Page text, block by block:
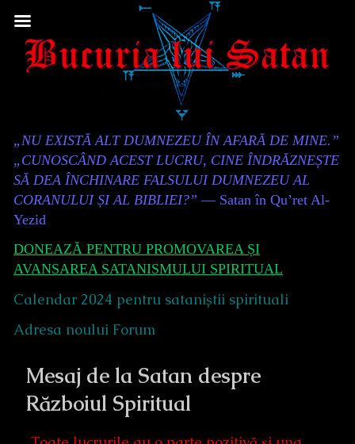
to
Content
Header
„NU EXISTĂ ALT DUMNEZEU ÎN AFARĂ DE MINE.”
„CUNOSCÂND ACEST LUCRU, CINE ÎNDRĂZNEȘTE
SĂ DEA ÎNCHINARE FALSULUI DUMNEZEU AL
CORANULUI ȘI AL BIBLIEI?” — Satan în Qu’ret Al-
Yezid
DONEAZĂ PENTRU PROMOVAREA ȘI
AVANSAREA SATANISMULUI SPIRITUAL
Calendar 2024 pentru sataniștii spirituali
Adresa noului Forum
Mesaj de la Satan despre
Războiul Spiritual